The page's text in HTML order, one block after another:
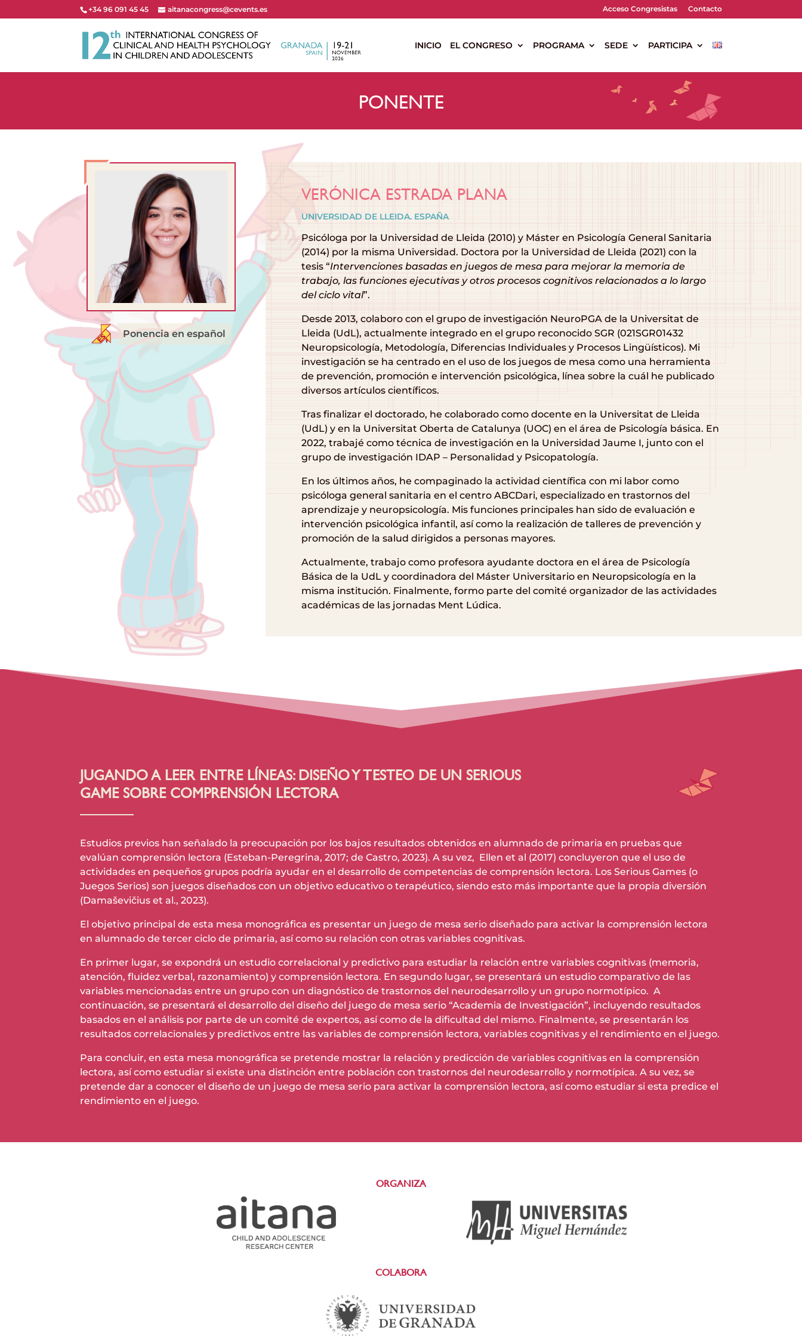
+34 96 091 45 45 aitanacongress@cevents.es Acceso Congresistas Contacto
INICIO EL CONGRESO PROGRAMA SEDE PARTICIPA
PONENTE
Ponencia en español
VERÓNICA ESTRADA PLANA
UNIVERSIDAD DE LLEIDA. ESPAÑA
Psicóloga por la Universidad de Lleida (2010) y Máster en Psicología General Sanitaria
(2014) por la misma Universidad. Doctora por la Universidad de Lleida (2021) con la
tesis “Intervenciones basadas en juegos de mesa para mejorar la memoria de
trabajo, las funciones ejecutivas y otros procesos cognitivos relacionados a lo largo
del ciclo vital”.
Desde 2013, colaboro con el grupo de investigación NeuroPGA de la Universitat de
Lleida (UdL), actualmente integrado en el grupo reconocido SGR (021SGR01432
Neuropsicología, Metodología, Diferencias Individuales y Procesos Lingüísticos). Mi
investigación se ha centrado en el uso de los juegos de mesa como una herramienta
de prevención, promoción e intervención psicológica, línea sobre la cuál he publicado
diversos artículos científicos.
Tras finalizar el doctorado, he colaborado como docente en la Universitat de Lleida
(UdL) y en la Universitat Oberta de Catalunya (UOC) en el área de Psicología básica. En
2022, trabajé como técnica de investigación en la Universidad Jaume I, junto con el
grupo de investigación IDAP – Personalidad y Psicopatología.
En los últimos años, he compaginado la actividad científica con mi labor como
psicóloga general sanitaria en el centro ABCDari, especializado en trastornos del
aprendizaje y neuropsicología. Mis funciones principales han sido de evaluación e
intervención psicológica infantil, así como la realización de talleres de prevención y
promoción de la salud dirigidos a personas mayores.
Actualmente, trabajo como profesora ayudante doctora en el área de Psicología
Básica de la UdL y coordinadora del Máster Universitario en Neuropsicología en la
misma institución. Finalmente, formo parte del comité organizador de las actividades
académicas de las jornadas Ment Lúdica.
JUGANDO A LEER ENTRE LÍNEAS: DISEÑO Y TESTEO DE UN SERIOUS
GAME SOBRE COMPRENSIÓN LECTORA
Estudios previos han señalado la preocupación por los bajos resultados obtenidos en alumnado de primaria en pruebas que
evalúan comprensión lectora (Esteban-Peregrina, 2017; de Castro, 2023). A su vez, Ellen et al (2017) concluyeron que el uso de
actividades en pequeños grupos podría ayudar en el desarrollo de competencias de comprensión lectora. Los Serious Games (o
Juegos Serios) son juegos diseñados con un objetivo educativo o terapéutico, siendo esto más importante que la propia diversión
(Damaševičius et al., 2023).
El objetivo principal de esta mesa monográfica es presentar un juego de mesa serio diseñado para activar la comprensión lectora
en alumnado de tercer ciclo de primaria, así como su relación con otras variables cognitivas.
En primer lugar, se expondrá un estudio correlacional y predictivo para estudiar la relación entre variables cognitivas (memoria,
atención, fluidez verbal, razonamiento) y comprensión lectora. En segundo lugar, se presentará un estudio comparativo de las
variables mencionadas entre un grupo con un diagnóstico de trastornos del neurodesarrollo y un grupo normotípico. A
continuación, se presentará el desarrollo del diseño del juego de mesa serio “Academia de Investigación”, incluyendo resultados
basados en el análisis por parte de un comité de expertos, así como de la dificultad del mismo. Finalmente, se presentarán los
resultados correlacionales y predictivos entre las variables de comprensión lectora, variables cognitivas y el rendimiento en el juego.
Para concluir, en esta mesa monográfica se pretende mostrar la relación y predicción de variables cognitivas en la comprensión
lectora, así como estudiar si existe una distinción entre población con trastornos del neurodesarrollo y normotípica. A su vez, se
pretende dar a conocer el diseño de un juego de mesa serio para activar la comprensión lectora, así como estudiar si esta predice el
rendimiento en el juego.
ORGANIZA
COLABORA